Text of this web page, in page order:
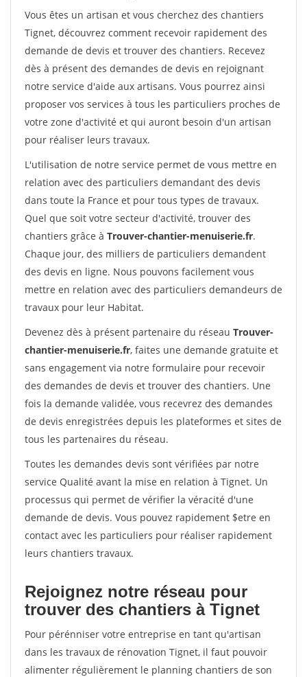
Vous êtes un artisan et vous cherchez des chantiers
Tignet, découvrez comment recevoir rapidement des
demande de devis et trouver des chantiers. Recevez
dès à présent des demandes de devis en rejoignant
notre service d'aide aux artisans. Vous pourrez ainsi
proposer vos services à tous les particuliers proches de
votre zone d'activité et qui auront besoin d'un artisan
pour réaliser leurs travaux.
L'utilisation de notre service permet de vous mettre en
relation avec des particuliers demandant des devis
dans toute la France et pour tous types de travaux.
Quel que soit votre secteur d'activité, trouver des
chantiers grâce à Trouver-chantier-menuiserie.fr.
Chaque jour, des milliers de particuliers demandent
des devis en ligne. Nous pouvons facilement vous
mettre en relation avec des particuliers demandeurs de
travaux pour leur Habitat.
Devenez dès à présent partenaire du réseau Trouver-
chantier-menuiserie.fr, faites une demande gratuite et
sans engagement via notre formulaire pour recevoir
des demandes de devis et trouver des chantiers. Une
fois la demande validée, vous recevrez des demandes
de devis enregistrées depuis les plateformes et sites de
tous les partenaires du réseau.
Toutes les demandes devis sont vérifiées par notre
service Qualité avant la mise en relation à Tignet. Un
processus qui permet de vérifier la véracité d'une
demande de devis. Vous pouvez rapidement $etre en
contact avec les particuliers pour réaliser rapidement
leurs chantiers travaux.
Rejoignez notre réseau pour
trouver des chantiers à Tignet
Pour pérénniser votre entreprise en tant qu'artisan
dans les travaux de rénovation Tignet, il faut pouvoir
alimenter régulièrement le planning chantiers de son